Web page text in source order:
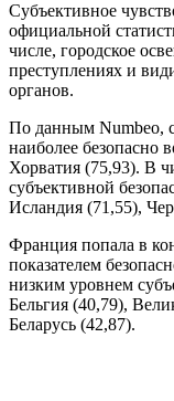
Субъективное
официальной
числе, городское
преступлениях и
органов.
По данным Numbeo,
наиболее безопасно
Хорватия (75,93). В
субъективной
Исландия (71,55),
Франция попала в
показателем
низким уровнем
Бельгия (40,79),
Беларусь (42,87).